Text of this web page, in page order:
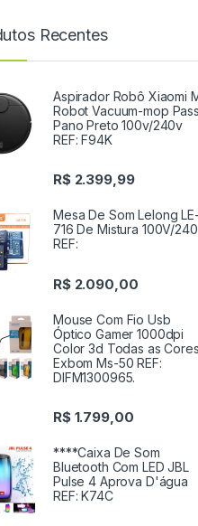
Recentes
Aspirador Robô Xiaomi
Robot Vacuum-mop
Pano Preto 100v/240v
REF: F94K
R$2.399,99
Mesa De Som Lelong LE-
716 De Mistura 100V/
REF:
R$2.090,00
Mouse Com Fio Usb
Óptico Gamer 1000dpi
Color 3d Todas as Cores
Exbom Ms-50 REF:
DIFM1300965.
R$1.799,00
****Caixa De Som
Bluetooth Com LED JBL
Pulse 4 Aprova D'água
REF: K74C